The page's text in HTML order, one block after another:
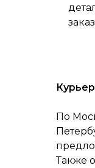
По
Также